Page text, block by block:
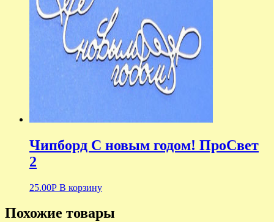
Чипборд С новым годом! ПроСвет
2
25.00Р В корзину
Похожие товары